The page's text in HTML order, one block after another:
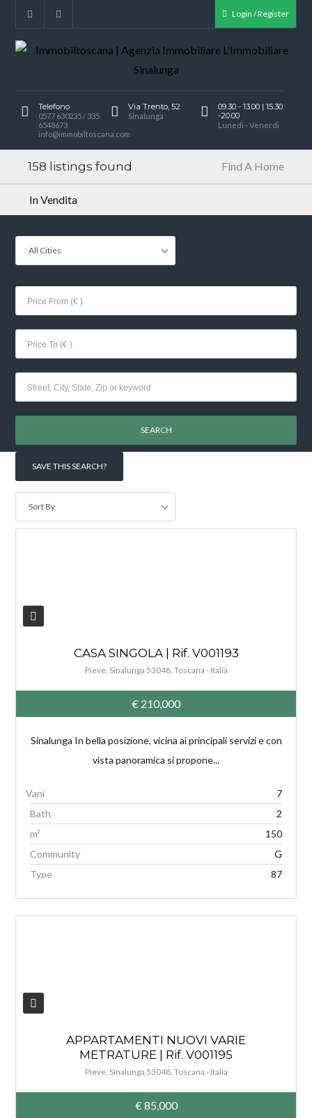
Log in
Username
Login / Register
Telefono
0577 630235 / 335
6548673
info@immobiltoscana.com
Via Trento, 52
Sinalunga
09.30 - 13.00 | 15.30
-20.00
Lunedi - Venerdi
158 listings found Find A Home
In Vendita
All Cities
SAVE THIS SEARCH?
Sort By
CASA SINGOLA | Rif. V001193
Pieve, Sinalunga 53048, Toscana - Italia
€ 210,000
Sinalunga In bella posizione, vicina ai principali servizi e con
vista panoramica si propone...
7
Bath
2
m²
150
Community
G
Type
87
APPARTAMENTI NUOVI VARIE
METRATURE | Rif. V001195
Pieve, Sinalunga 53048, Toscana - Italia
€ 85,000